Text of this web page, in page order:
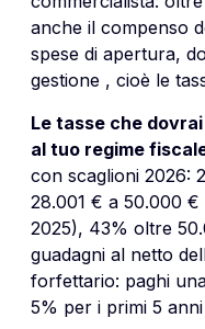
anche il compenso
spese di apertura,
gestione , cioè le
Le tasse che
al tuo regime
con scaglioni 2026:
28.001 € a 50.000
2025), 43% oltre
guadagni al netto
forfettario: paghi
5% per i primi 5